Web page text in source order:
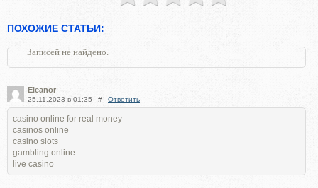
ПОХОЖИЕ СТАТЬИ:
Записей не найдено.
Eleanor
25.11.2023 в 01:35 # Ответить
casino online for real money
casinos online
casino slots
gambling online
live casino